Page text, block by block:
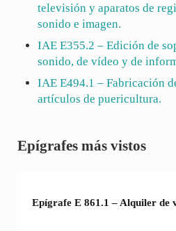
televisión y aparatos de
sonido e imagen.
IAEE355.2 – Edición de
sonido, de vídeo y de
IAEE494.1 – Fabricación
artículos de puericultura.
Sidebar
Epígrafes más vistos
Epígrafe E 861.1 – Alquiler de